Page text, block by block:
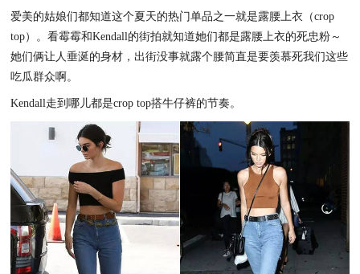
爱美的姑娘们都知道这个夏天的热门单品之一就是露腰上衣（crop
top）。看霉霉和Kendall的街拍就知道她们都是露腰上衣的死忠粉～
她们俩让人垂涎的身材，出街没事就露个腰简直是要羡慕死我们这些
吃瓜群众啊。
Kendall走到哪儿都是crop top搭牛仔裤的节奏。